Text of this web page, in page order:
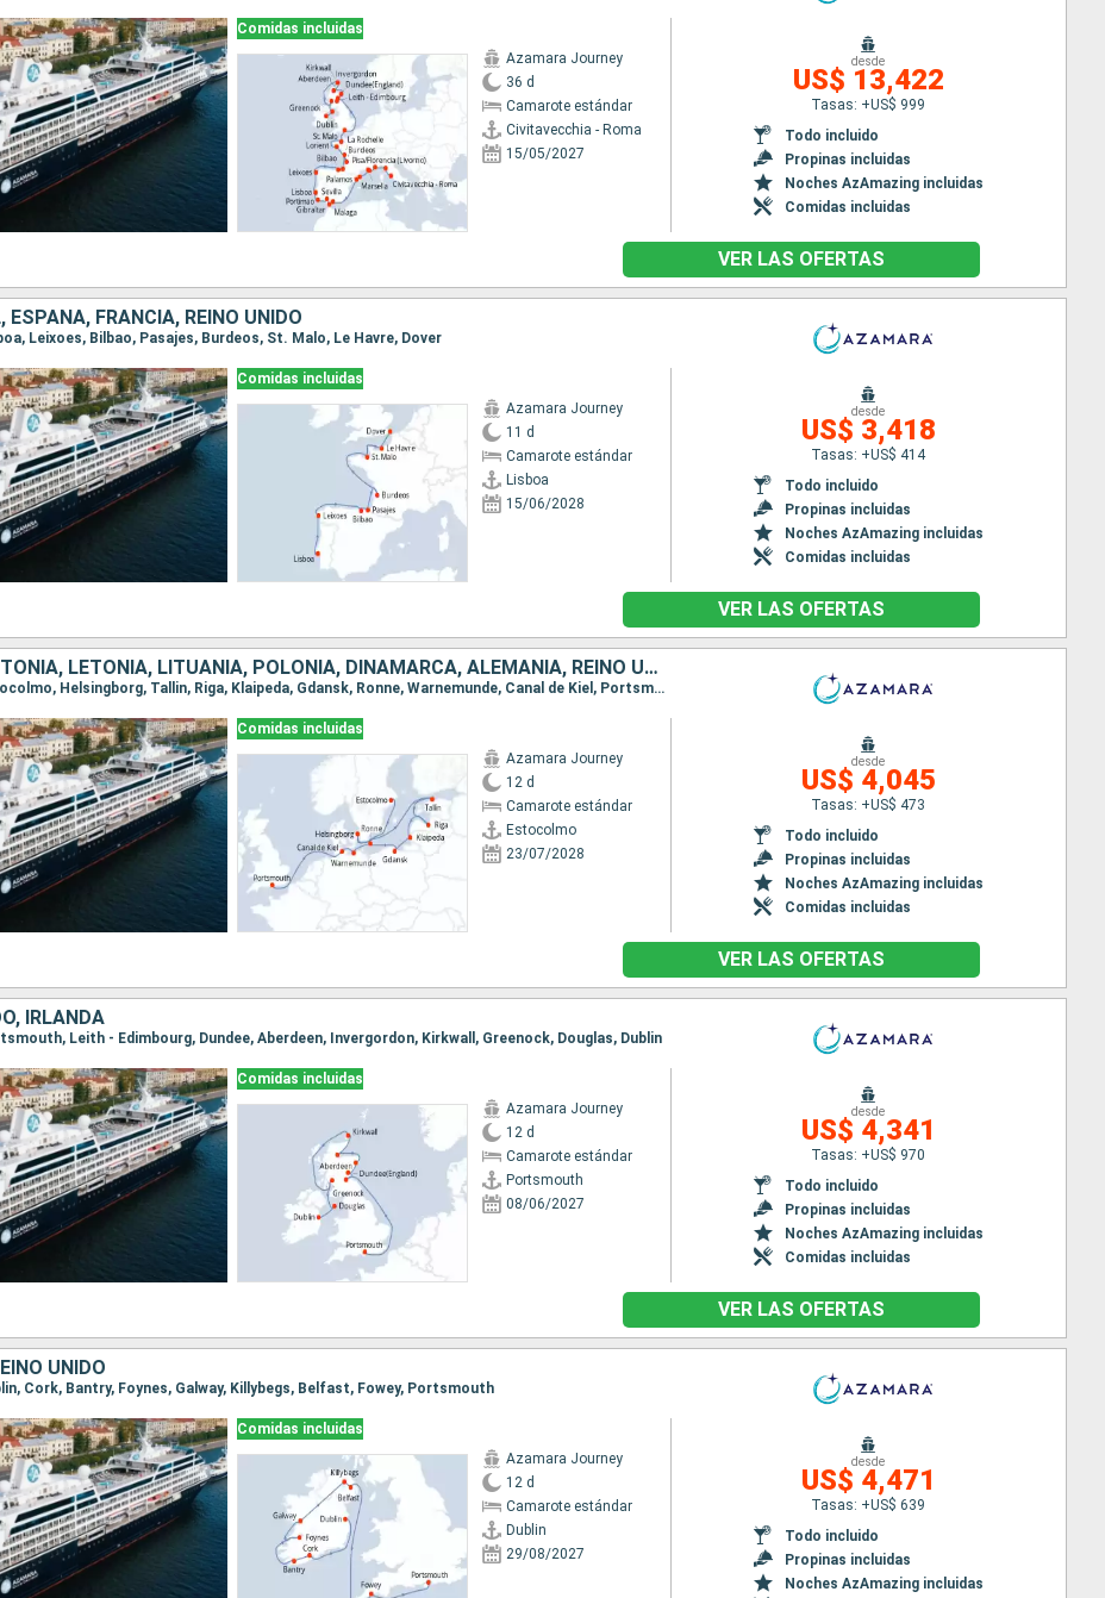
Comidas incluidas
Azamara Journey
36 d
Camarote estándar
Civitavecchia - Roma
15/05/2027
desde
US$ 13,422
Tasas: +US$ 999
Todo incluido
Propinas incluidas
Noches AzAmazing incluidas
Comidas incluidas
VER LAS OFERTAS
ESPAÑA, FRANCIA, REINO UNIDO
Leixoes, Bilbao, Pasajes, Burdeos, St. Malo, Le Havre, Dover
Comidas incluidas
Azamara Journey
11 d
Camarote estándar
Lisboa
15/06/2028
desde
US$ 3,418
Tasas: +US$ 414
Todo incluido
Propinas incluidas
Noches AzAmazing incluidas
Comidas incluidas
VER LAS OFERTAS
SUECIA, ESTONIA, LETONIA, LITUANIA, POLONIA, DINAMARCA, ALEMANIA, REINO UNIDO
Itinerario : Estocolmo, Helsingborg, Tallin, Riga, Klaipeda, Gdansk, Ronne, Warnemunde, Canal de Kiel, Portsmouth
Comidas incluidas
Azamara Journey
12 d
Camarote estándar
Estocolmo
23/07/2028
desde
US$ 4,045
Tasas: +US$ 473
Todo incluido
Propinas incluidas
Noches AzAmazing incluidas
Comidas incluidas
VER LAS OFERTAS
IRLANDA
Leith - Edimbourg, Dundee, Aberdeen, Invergordon, Kirkwall, Greenock, Douglas, Dublin
Comidas incluidas
Azamara Journey
12 d
Camarote estándar
Portsmouth
08/06/2027
desde
US$ 4,341
Tasas: +US$ 970
Todo incluido
Propinas incluidas
Noches AzAmazing incluidas
Comidas incluidas
VER LAS OFERTAS
UNIDO
Cork, Bantry, Foynes, Galway, Killybegs, Belfast, Fowey, Portsmouth
Comidas incluidas
Azamara Journey
12 d
Camarote estándar
Dublin
29/08/2027
desde
US$ 4,471
Tasas: +US$ 639
Todo incluido
Propinas incluidas
Noches AzAmazing incluidas